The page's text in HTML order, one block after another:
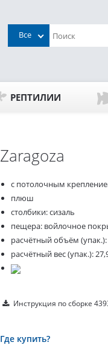
Все
РЕПТИЛИИ
Zaragoza
с потолочным
плюш
столбики: сизаль
пещера: войлочное
расчётный объём
расчётный вес (упак.):
Инструкция по сборке
Где купить?